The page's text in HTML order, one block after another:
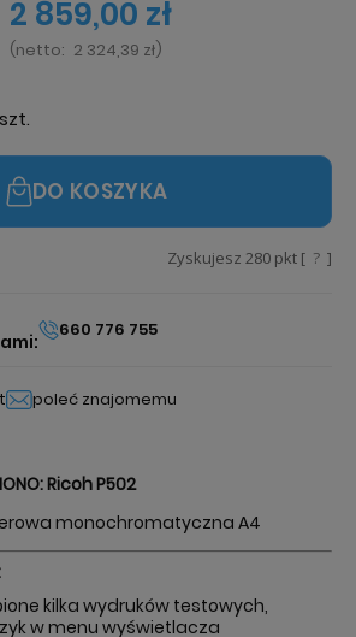
2 859,00 zł
(netto: 2 324,39 zł)
szt.
DO KOSZYKA
Zyskujesz 280 pkt [ ? ]
660 776 755
poleć znajomemu
Ricoh P502
monochromatyczna A4
kilka wydruków testowych,
w menu wyświetlacza